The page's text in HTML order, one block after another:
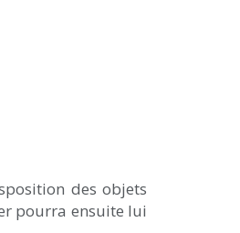
des objets
pourra ensuite lui